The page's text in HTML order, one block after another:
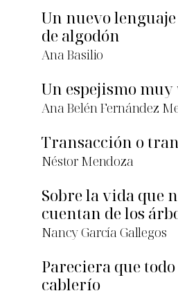
Un nuevo
de algodón
Ana Basilio
Un espejismo
Ana Belén Fernández
Transacción o
Néstor Mendoza
Sobre la vida que
cuentan de los
Nancy García Gallegos
Pareciera que
cablerío